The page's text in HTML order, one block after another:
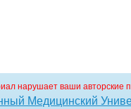
нарушает ваши авторские
Медицинский